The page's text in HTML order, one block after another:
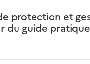
protection et
du guide pratique